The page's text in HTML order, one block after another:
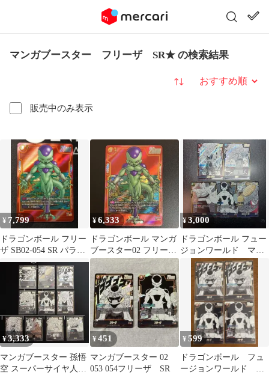
マンガブースター フリーザ SR★ の検索結果
販売中のみ表示
並び替え
¥ 7,799
ドラゴンボール フリー
ザ SB02-054 SR パラレ
ル 赤背景 漫画絵
¥6,333
ドラゴンボール マンガ
ブースター02 フリーザ
SRパラレル SB02-054
¥3,000
ドラゴンボール フュー
ジョンワールド マン
ガブースター SR ５枚
まとめ売り
¥3,333
マンガブースター 孫悟
空 スーパーサイヤ人3
¥451
マンガブースター 02
053 054フリーザ SR
¥599
ドラゴンボール フュ
ージョンワールド マ